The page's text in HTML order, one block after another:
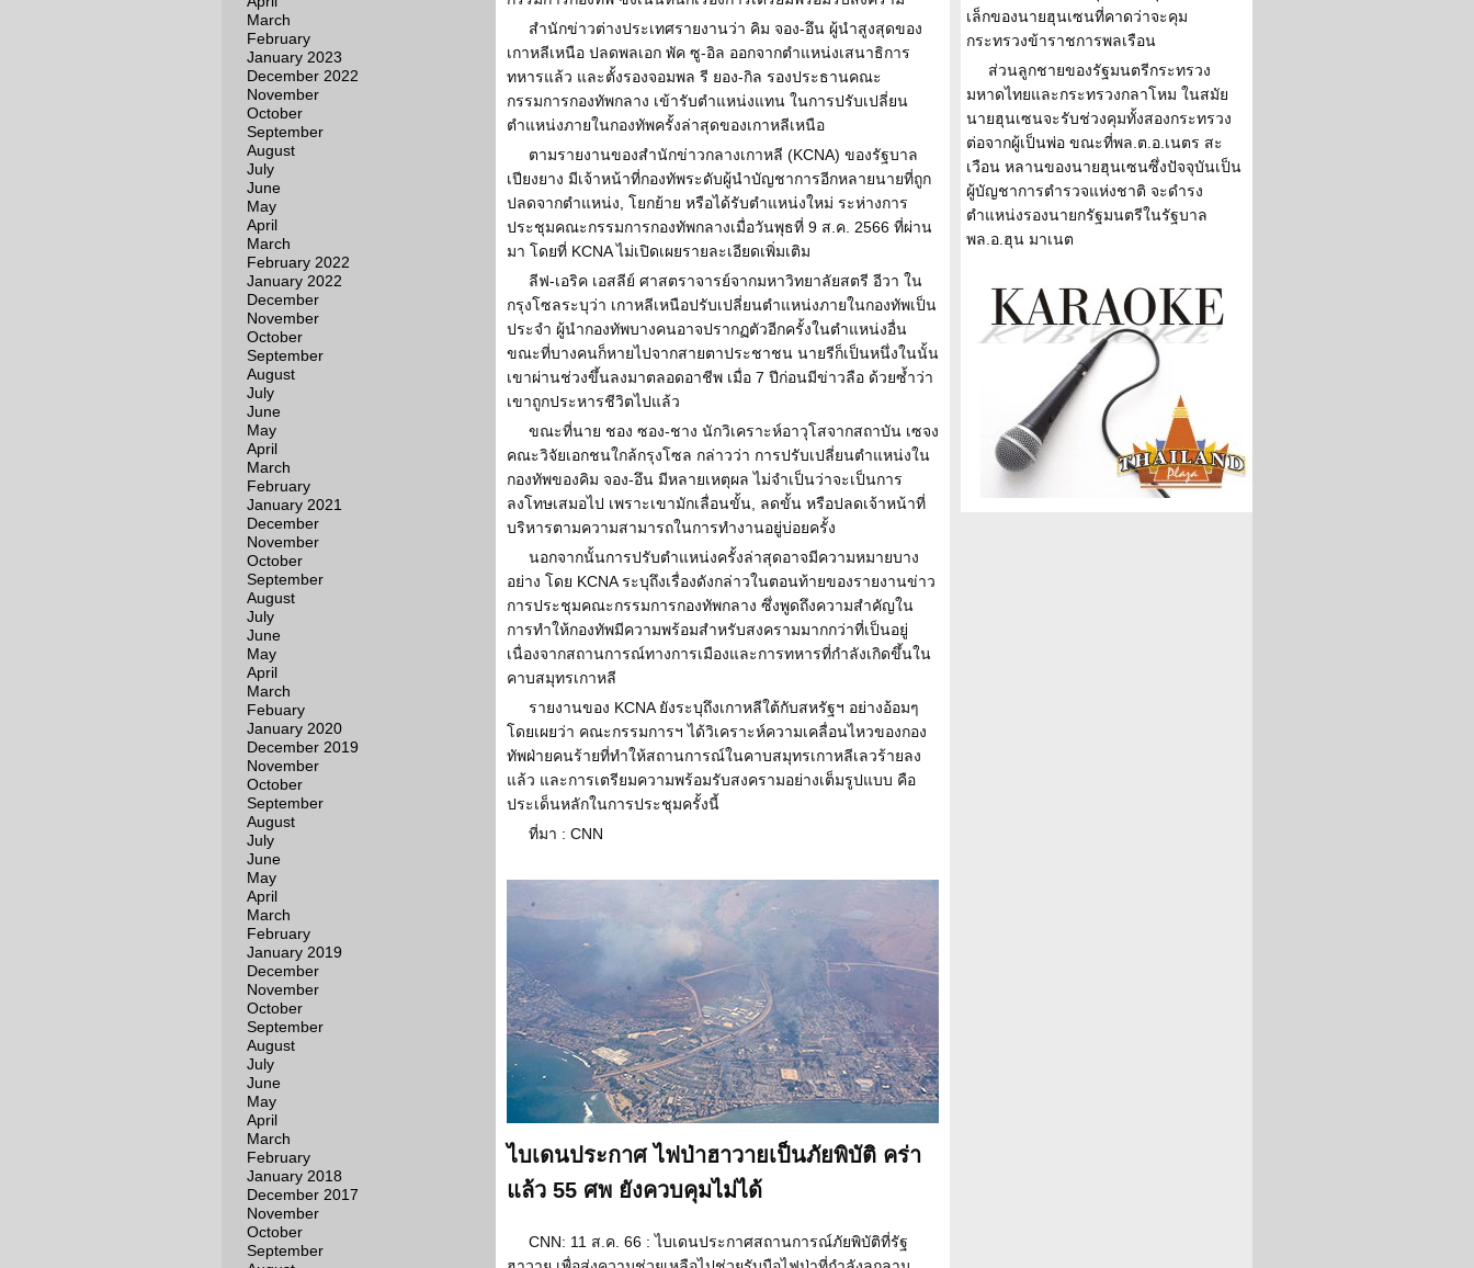
March
February
January 2023
December 2022
November
October
September
August
July
June
May
April
March
February 2022
January 2022
December
November
October
September
August
July
June
May
April
March
February
January 2021
December
November
October
September
August
July
June
May
April
March
Febuary
January 2020
December 2019
November
October
September
August
July
June
May
April
March
February
January 2019
December
November
October
September
August
July
June
May
April
March
February
January 2018
December 2017
November
October
September
สำนักข่าวต่างประเทศรายงานว่า คิม จอง-อึน ผู้นำสูงสุดของ
เกาหลีเหนือ ปลดพลเอก พัค ซู-อิล ออกจากตำแหน่งเสนาธิการ
ทหารแล้ว และตั้งรองจอมพล รี ยอง-กิล รองประธานคณะ
กรรมการกองทัพกลาง เข้ารับตำแหน่งแทน ในการปรับเปลี่ยน
ตำแหน่งภายในกองทัพครั้งล่าสุดของเกาหลีเหนือ
ตามรายงานของสำนักข่าวกลางเกาหลี (KCNA) ของรัฐบาล
เปียงยาง มีเจ้าหน้าที่กองทัพระดับผู้นำบัญชาการอีกหลายนายที่ถูก
ปลดจากตำแหน่ง, โยกย้าย หรือได้รับตำแหน่งใหม่ ระห่างการ
ประชุมคณะกรรมการกองทัพกลางเมื่อวันพุธที่ 9 ส.ค. 2566 ที่ผ่าน
มา โดยที่ KCNA ไม่เปิดเผยรายละเอียดเพิ่มเติม
ลีฟ-เอริค เอสลีย์ ศาสตราจารย์จากมหาวิทยาลัยสตรี อีวา ใน
กรุงโซลระบุว่า เกาหลีเหนือปรับเปลี่ยนตำแหน่งภายในกองทัพเป็น
ประจำ ผู้นำกองทัพบางคนอาจปรากฏตัวอีกครั้งในตำแหน่งอื่น
ขณะที่บางคนก็หายไปจากสายตาประชาชน นายรีก็เป็นหนึ่งในนั้น
เขาผ่านช่วงขึ้นลงมาตลอดอาชีพ เมื่อ 7 ปีก่อนมีข่าวลือ ด้วยซ้ำว่า
เขาถูกประหารชีวิตไปแล้ว
ขณะที่นาย ชอง ซอง-ชาง นักวิเคราะห์อาวุโสจากสถาบัน เซจง
คณะวิจัยเอกชนใกล้กรุงโซล กล่าวว่า การปรับเปลี่ยนตำแหน่งใน
กองทัพของคิม จอง-อึน มีหลายเหตุผล ไม่จำเป็นว่าจะเป็นการ
ลงโทษเสมอไป เพราะเขามักเลื่อนขั้น, ลดขั้น หรือปลดเจ้าหน้าที่
บริหารตามความสามารถในการทำงานอยู่บ่อยครั้ง
นอกจากนั้นการปรับตำแหน่งครั้งล่าสุดอาจมีความหมายบาง
อย่าง โดย KCNA ระบุถึงเรื่องดังกล่าวในตอนท้ายของรายงานข่าว
การประชุมคณะกรรมการกองทัพกลาง ซึ่งพูดถึงความสำคัญใน
การทำให้กองทัพมีความพร้อมสำหรับสงครามมากกว่าที่เป็นอยู่
เนื่องจากสถานการณ์ทางการเมืองและการทหารที่กำลังเกิดขึ้นใน
คาบสมุทรเกาหลี
รายงานของ KCNA ยังระบุถึงเกาหลีใต้กับสหรัฐฯ อย่างอ้อมๆ
โดยเผยว่า คณะกรรมการฯ ได้วิเคราะห์ความเคลื่อนไหวของกอง
ทัพฝ่ายคนร้ายที่ทำให้สถานการณ์ในคาบสมุทรเกาหลีเลวร้ายลง
แล้ว และการเตรียมความพร้อมรับสงครามอย่างเต็มรูปแบบ คือ
ประเด็นหลักในการประชุมครั้งนี้
ที่มา : CNN
ไบเดนประกาศ ไฟป่าฮาวายเป็นภัยพิบัติ คร่า
แล้ว 55 ศพ ยังควบคุมไม่ได้
CNN: 11 ส.ค. 66 : ไบเดนประกาศสถานการณ์ภัยพิบัติที่รัฐ
เล็กของนายฮุนเซนที่คาดว่าจะคุม
กระทรวงข้าราชการพลเรือน
ส่วนลูกชายของรัฐมนตรีกระทรวง
มหาดไทยและกระทรวงกลาโหม ในสมัย
นายฮุนเซนจะรับช่วงคุมทั้งสองกระทรวง
ต่อจากผู้เป็นพ่อ ขณะที่พล.ต.อ.เนตร สะ
เวือน หลานของนายฮุนเซนซึ่งปัจจุบันเป็น
ผู้บัญชาการตำรวจแห่งชาติ จะดำรง
ตำแหน่งรองนายกรัฐมนตรีในรัฐบาล
พล.อ.ฮุน มาเนต